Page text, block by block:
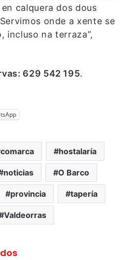
calquera dos dous
onde a xente se
incluso na terraza”,
629 542 195.
comarca hostalaría
noticias O Barco
provincia tapería
Valdeorras